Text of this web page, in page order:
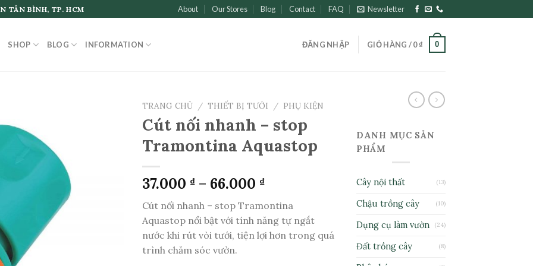
TÂN BÌNH, TP. HCM About Our Stores Blog Contact FAQ Newsletter
SHOP BLOG INFORMATION ĐĂNG NHẬP GIỎ HÀNG /0₫ 0
TRANG CHỦ / THIẾT BỊ TƯỚI / PHỤ KIỆN
Cút nối nhanh – stop
Tramontina Aquastop
37.000 ₫ – 66.000 ₫
Cút nối nhanh – stop Tramontina
Aquastop nổi bật với tính năng tự ngắt
nước khi rút vòi tưới, tiện lợi hơn trong quá
trình chăm sóc vườn.
DANH MỤC SẢN
PHẨM
Cây nội thất (13)
Chậu trồng cây (10)
Dụng cụ làm vườn (24)
Đất trồng cây (8)